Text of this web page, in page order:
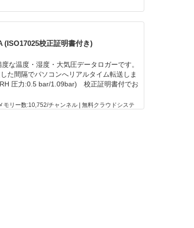
(ISO17025校正証明書付き)
な温度・湿度・大気圧データロガーです。
た間隔でパソコンへリアルタイム転送しま
圧力:0.5 bar/1.09bar) 校正証明書付でお
リー数:10,752/チャンネル | 無料クラウドシステ